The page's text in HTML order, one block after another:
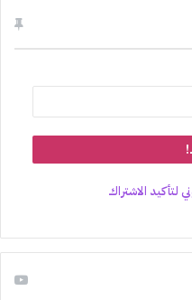
لتأكيد الاشتراك